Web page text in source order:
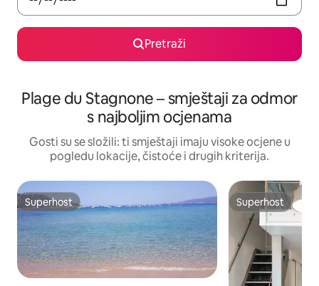
Pretraži
Plage du Stagnone – smještaji za odmor
s najboljim ocjenama
Gosti su se složili: ti smještaji imaju visoke ocjene u
pogledu lokacije, čistoće i drugih kriterija.
Superhost
Superhost Superhost
Superhost